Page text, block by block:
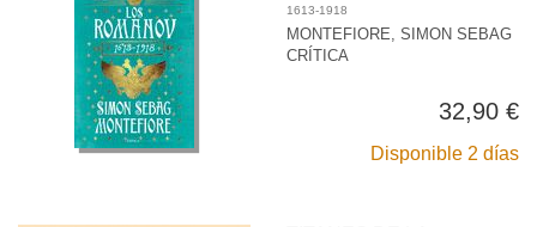
1613-1918
MONTEFIORE, SIMON SEBAG
CRÍTICA
32,90 €
Disponible 2 días